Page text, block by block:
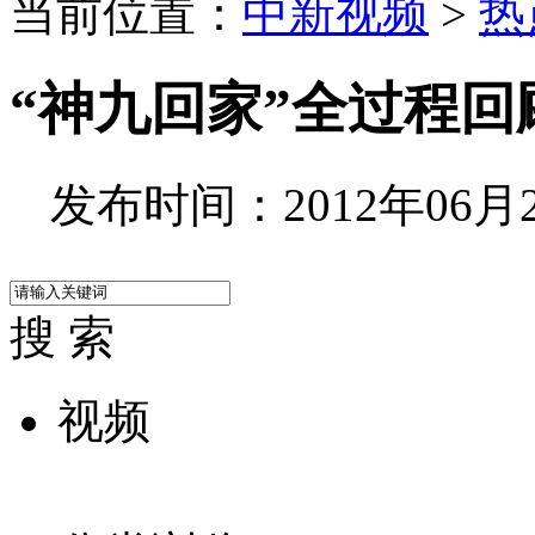
当前位置： 中新视频 >
“神九回家”全过程回
发布时间：2012年06月
搜 索
视频